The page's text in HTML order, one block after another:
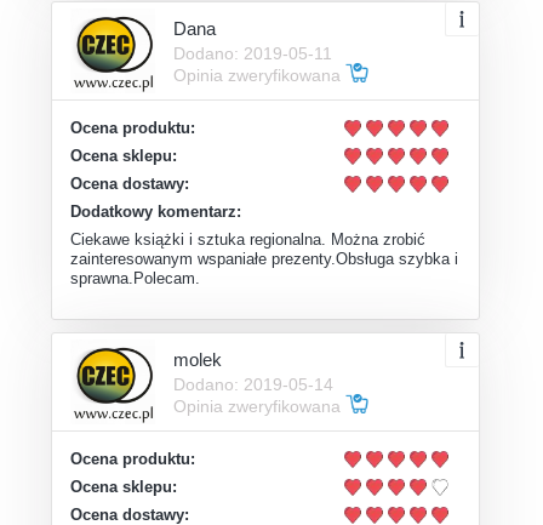
Dana
Dodano: 2019-05-11
Opinia zweryfikowana
Ocena produktu:
Ocena sklepu:
Ocena dostawy:
Dodatkowy komentarz:
Ciekawe książki i sztuka regionalna. Można zrobić
zainteresowanym wspaniałe prezenty.Obsługa szybka i
sprawna.Polecam.
molek
Dodano: 2019-05-14
Opinia zweryfikowana
Ocena produktu:
Ocena sklepu:
Ocena dostawy: